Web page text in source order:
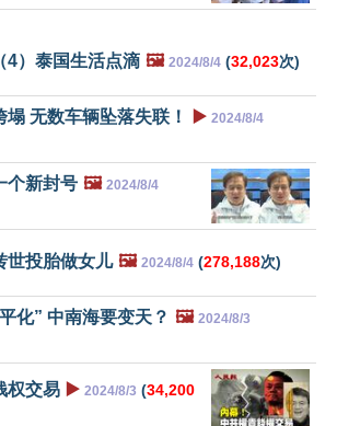
4）泰国生活点滴 🖼️ 2024/8/4 (32,023次)
无数车辆坠落失联！ ▶️ 2024/8/4
个新封号 🖼️ 2024/8/4
世投胎做女儿 🖼️ 2024/8/4 (278,188次)
化” 中南海要变天？ 🖼️ 2024/8/3
权交易 ▶️ 2024/8/3 (34,200